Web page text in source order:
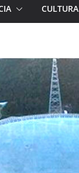
CULTURA